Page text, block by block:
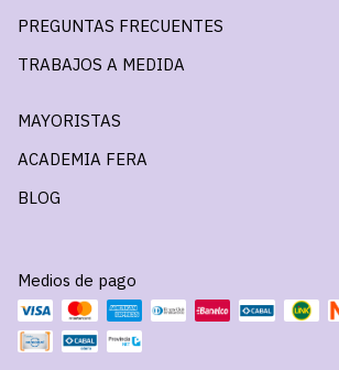
PREGUNTAS FRECUENTES
TRABAJOS A MEDIDA
MAYORISTAS
ACADEMIA FERA
BLOG
Medios de pago